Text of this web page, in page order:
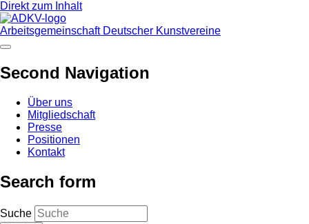
Direkt zum Inhalt
Arbeitsgemeinschaft Deutscher Kunstvereine
Second Navigation
Über uns
Mitgliedschaft
Presse
Positionen
Kontakt
Search form
Suche